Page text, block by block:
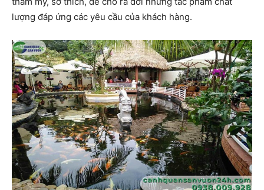
lượng đáp ứng các yêu cầu của khách hàng.